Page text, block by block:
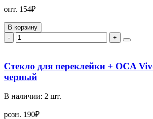
опт. 154₽
В корзину
-
+
Стекло для переклейки + OCA
черный
В наличии: 2 шт.
розн. 190₽